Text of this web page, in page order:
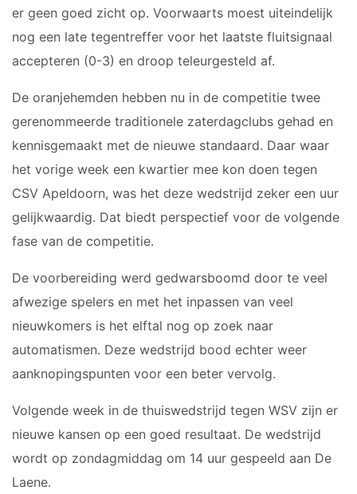
MINI'S
4-5 jarigen
ZAAL
er geen goed zicht op. Voorwaarts moest uiteindelijk
nog een late tegentreffer voor het laatste fluitsignaal
accepteren (0-3) en droop teleurgesteld af.
De oranjehemden hebben nu in de competitie twee
gerenommeerde traditionele zaterdagclubs gehad en
kennisgemaakt met de nieuwe standaard. Daar waar
het vorige week een kwartier mee kon doen tegen
CSV Apeldoorn, was het deze wedstrijd zeker een uur
gelijkwaardig. Dat biedt perspectief voor de volgende
fase van de competitie.
De voorbereiding werd gedwarsboomd door te veel
afwezige spelers en met het inpassen van veel
nieuwkomers is het elftal nog op zoek naar
automatismen. Deze wedstrijd bood echter weer
aanknopingspunten voor een beter vervolg.
Volgende week in de thuiswedstrijd tegen WSV zijn er
nieuwe kansen op een goed resultaat. De wedstrijd
wordt op zondagmiddag om 14 uur gespeeld aan De
Laene.